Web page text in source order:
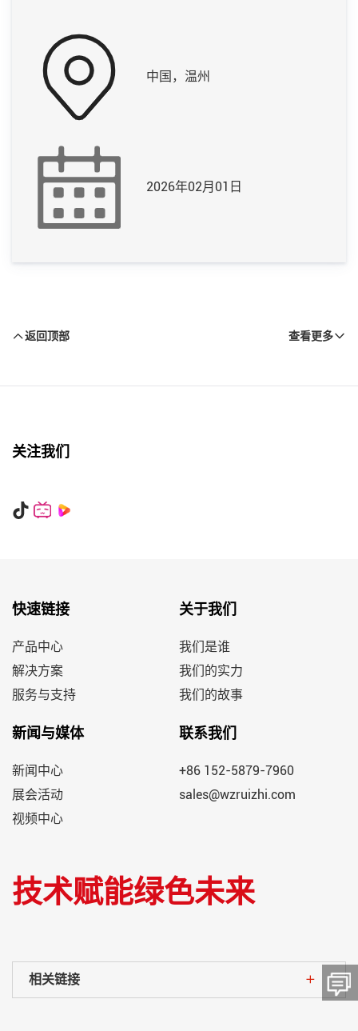
中国，温州
2026年02月01日
返回顶部 查看更多
关注我们
快速链接
产品中心
解决方案
服务与支持
关于我们
我们是谁
我们的实力
我们的故事
新闻与媒体
新闻中心
展会活动
视频中心
联系我们
+86 152-5879-7960
sales@wzruizhi.com
技术赋能绿色未来
相关链接